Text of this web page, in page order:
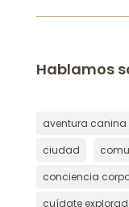
Hablamos
aventura canina
ciudad
conciencia
cuídate